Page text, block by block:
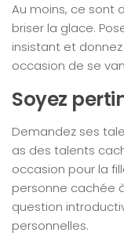
Au moins, ce sont
briser la glace.
insistant et
occasion de se
Soyez
Demandez ses
as des talents
occasion pour la
personne cachée à
question
personnelles.